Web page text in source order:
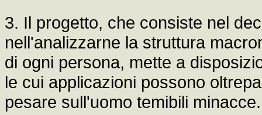
3. Il progetto, che consiste nel
nell'analizzarne la struttura
di ogni persona, mette a
le cui applicazioni possono
pesare sull'uomo temibili